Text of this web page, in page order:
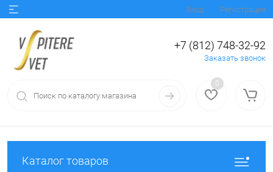
Вход Регистрация
+7 (812) 748-32-92
Заказать звонок
0
Каталог товаров